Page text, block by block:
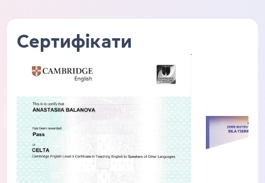
Сертифікати